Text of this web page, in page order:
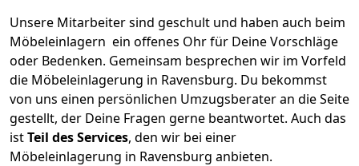
Unsere Mitarbeiter sind geschult und haben auch beim
Möbeleinlagern ein offenes Ohr für Deine Vorschläge
oder Bedenken. Gemeinsam besprechen wir im Vorfeld
die Möbeleinlagerung in Ravensburg. Du bekommst
von uns einen persönlichen Umzugsberater an die Seite
gestellt, der Deine Fragen gerne beantwortet. Auch das
istTeil des Services, den wir bei einer
Möbeleinlagerung in Ravensburg anbieten.